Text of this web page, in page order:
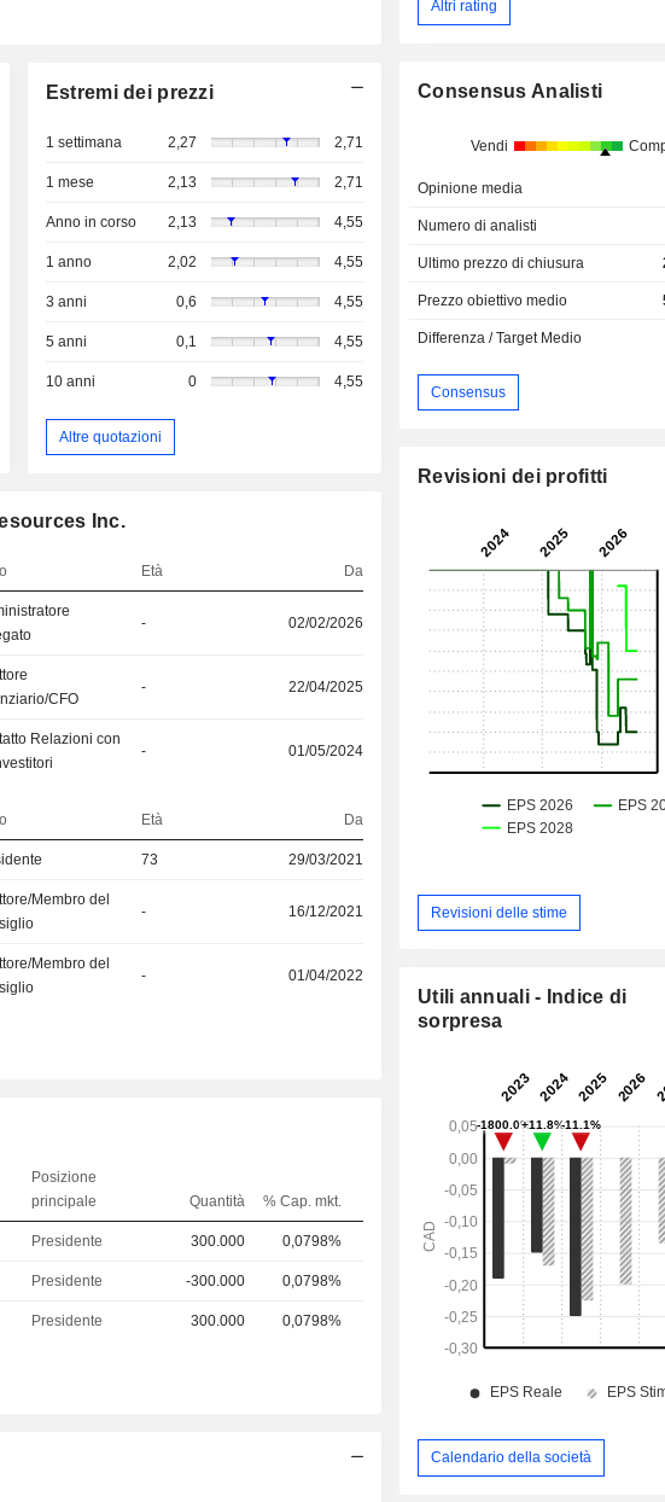
Estremi dei prezzi
1 settimana 2,27 2,71
1 mese 2,13 2,71
Anno in corso 2,13 4,55
1 anno 2,02 4,55
3 anni 0,6 4,55
5 anni 0,1 4,55
10 anni 0 4,55
Altre quotazioni
Inc.
Età Da
- 02/02/2026
CFO
- 22/04/2025
Relazioni con
- 01/05/2024
Età Da
73 29/03/2021
Membro del
- 16/12/2021
Membro del
- 01/04/2022
Posizione
principale
Quantità % Cap. mkt.
Presidente 300.000 0,0798%
Presidente -300.000 0,0798%
Presidente 300.000 0,0798%
Altri rating
Consensus Analisti
Vendi
Opinione media
Numero di analisti
Ultimo prezzo di chiusura
Prezzo obiettivo medio
Differenza / Target Medio
Consensus
Revisioni dei profitti
Revisioni delle stime
Utili annuali - Indice di
sorpresa
Calendario della società